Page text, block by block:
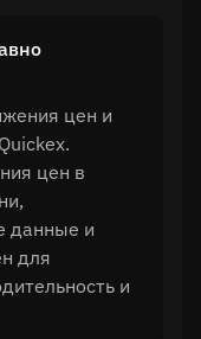
цен и
цен в
данные и
для
и